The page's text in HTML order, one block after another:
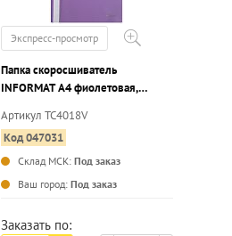
Экспресс-просмотр
Папка скоросшиватель
INFORMAT А4 фиолетовая,
маркировки
Артикул TC4018V
Код 047031
Склад МСК: Под заказ
Ваш город: Под заказ
Заказать по: